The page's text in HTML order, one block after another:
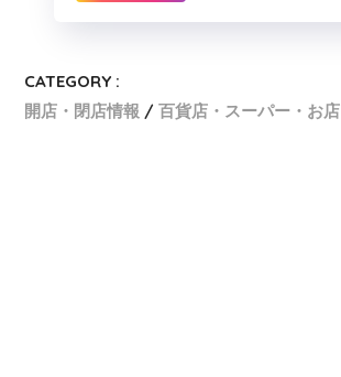
CATEGORY :
開店・閉店情報
百貨店・スーパー・お店